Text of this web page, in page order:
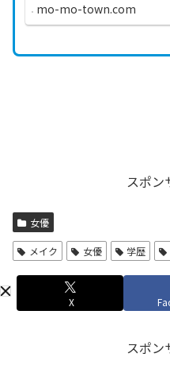
ス...
mo-mo-town.com
スポン
女優
メイク 女優 学歴
X
スポン